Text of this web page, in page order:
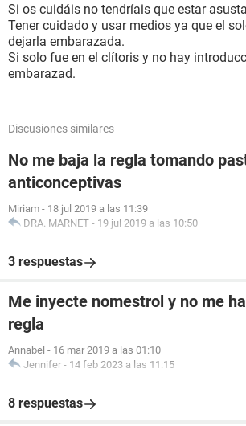
Si os cuidáis no tendríais que estar
Tener cuidado y usar medios ya que el
dejarla embarazada.
Si solo fue en el clítoris y no hay
embarazad.
Discusiones similares
No me baja la regla tomando
anticonceptivas
Miriam - 18 jul 2019 a las 11:39
DRA. MARNET - 19 jul 2019 a las 10:50
3 respuestas
Me inyecte nomestrol y no me
regla
Annabel - 16 mar 2019 a las 01:10
Jennifer - 14 feb 2023 a las 11:15
8 respuestas